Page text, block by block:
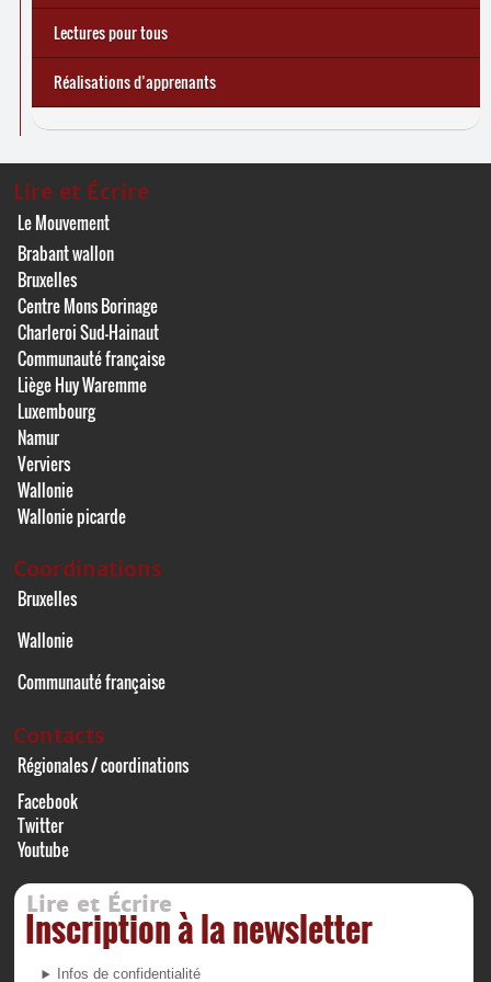
Lectures pour tous
Réalisations d’apprenants
Lire et Écrire
Le Mouvement
Brabant wallon
Bruxelles
Centre Mons Borinage
Charleroi Sud-Hainaut
Communauté française
Liège Huy Waremme
Luxembourg
Namur
Verviers
Wallonie
Wallonie picarde
Coordinations
Bruxelles
Wallonie
Communauté française
Contacts
Régionales / coordinations
Facebook
Twitter
Youtube
Lire et Écrire
Inscription à la newsletter
Infos de confidentialité